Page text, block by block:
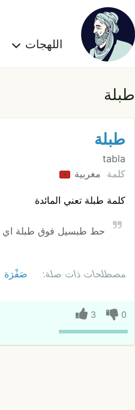
اللهجات
طبلة
طبلة
tabla
كلمة مغربية
كلمة طبلة تعني المائدة
حط طبسيل فوق طبلة اي
مصطلحات ذات صلة: صَفْرَة
0
3